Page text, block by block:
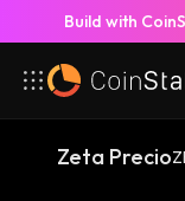
Build with
Zeta Precio